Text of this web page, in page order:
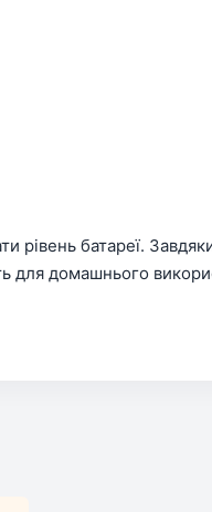
батареї.
домашнього